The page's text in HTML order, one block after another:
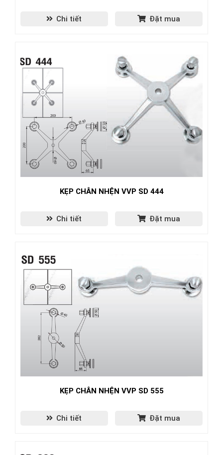
Chi tiết Đặt mua
KẸP CHÂN NHỆN VVP SD 444
Chi tiết Đặt mua
KẸP CHÂN NHỆN VVP SD 555
Chi tiết Đặt mua